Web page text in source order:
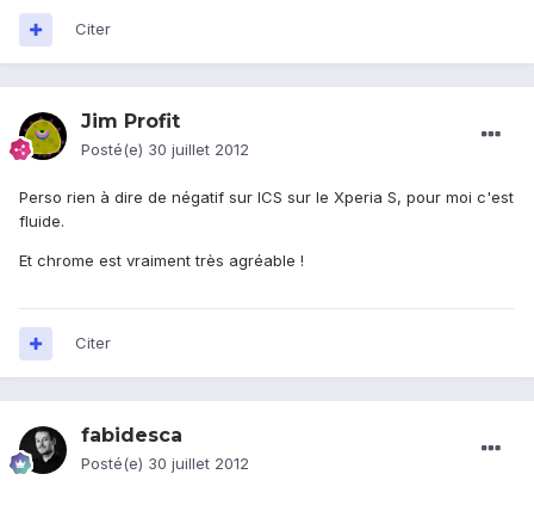
Citer
Jim Profit
Posté(e) 30 juillet 2012
Perso rien à dire de négatif sur ICS sur le Xperia S, pour moi c'est
fluide.
Et chrome est vraiment très agréable !
Citer
fabidesca
Posté(e) 30 juillet 2012